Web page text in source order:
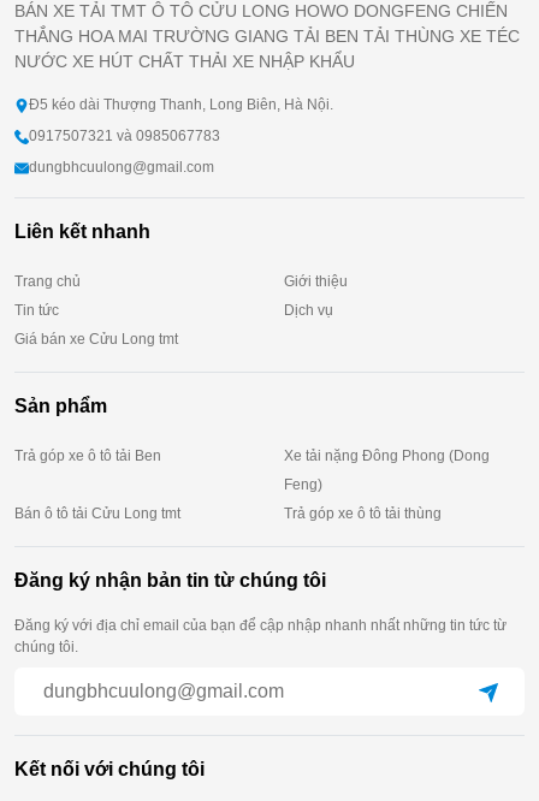
BÁN XE TẢI TMT Ô TÔ CỬU LONG HOWO DONGFENG CHIẾN
THẮNG HOA MAI TRƯỜNG GIANG TẢI BEN TẢI THÙNG XE TÉC
NƯỚC XE HÚT CHẤT THẢI XE NHẬP KHẨU
Đ5 kéo dài Thượng Thanh, Long Biên, Hà Nội.
0917507321 và 0985067783
dungbhcuulong@gmail.com
Liên kết nhanh
Trang chủ
Giới thiệu
Tin tức
Dịch vụ
Giá bán xe Cửu Long tmt
Sản phẩm
Trả góp xe ô tô tải Ben
Xe tải nặng Đông Phong (Dong
Feng)
Bán ô tô tải Cửu Long tmt
Trả góp xe ô tô tải thùng
Đăng ký nhận bản tin từ chúng tôi
Đăng ký với địa chỉ email của bạn để cập nhập nhanh nhất những tin tức từ
chúng tôi.
Kết nối với chúng tôi